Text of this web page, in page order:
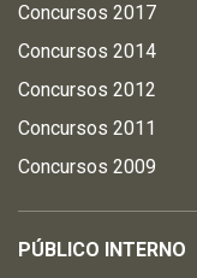
Concursos 2017
Concursos 2014
Concursos 2012
Concursos 2011
Concursos 2009
PÚBLICO INTERNO